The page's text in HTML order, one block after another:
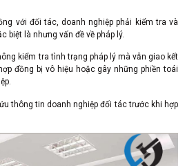
với đối tác, doanh nghiệp phải kiểm tra và
biệt là nhưng vấn đề về pháp lý.
kiểm tra tình trạng pháp lý mà vẫn giao kết
đồng bị vô hiệu hoặc gây những phiền toái
thông tin doanh nghiệp đối tác trước khi hợp